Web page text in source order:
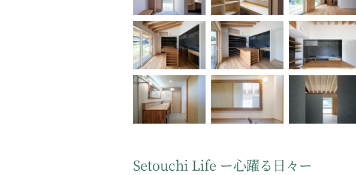
Setouchi Life ー心躍る日々ー